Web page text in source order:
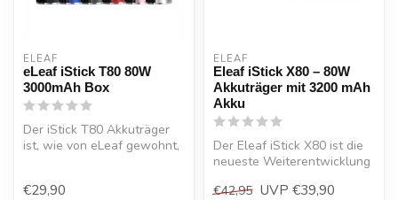
ELEAF
eLeaf iStick T80 80W
3000mAh Box
Der iStick T80 Akkuträger
ist, wie von eLeaf gewohnt,
€29,90
ELEAF
Eleaf iStick X80 – 80W
Akkuträger mit 3200 mAh
Akku
Der Eleaf iStick X80 ist die
neueste Weiterentwicklung
€42,95 UVP €39,90